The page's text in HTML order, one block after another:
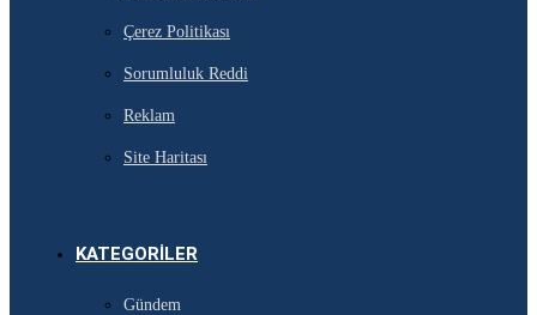
Çerez Politikası
Sorumluluk Reddi
Reklam
Site Haritası
KATEGORILER
Gündem